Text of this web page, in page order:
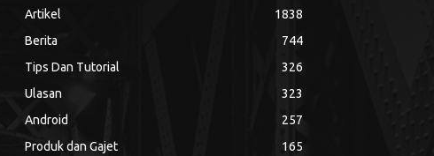
Artikel
1838
Berita
744
Tips Dan Tutorial
326
Ulasan
323
Android
257
Produk dan Gajet
165